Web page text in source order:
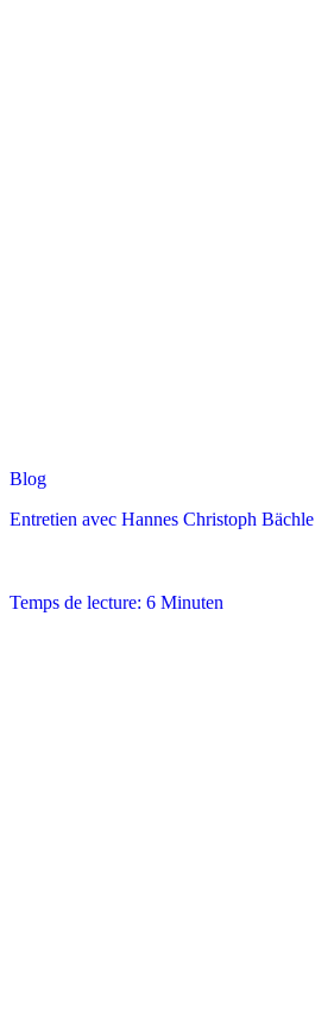
Blog
Entretien avec Hannes Christoph Bächle
Temps de lecture: 6 Minuten